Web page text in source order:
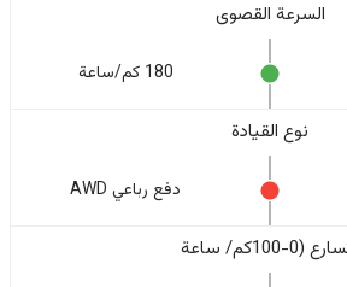
السرعة القصوى
180 كم/ساعة
نوع القيادة
دفع رباعي AWD
(0-100كم/ ساعة